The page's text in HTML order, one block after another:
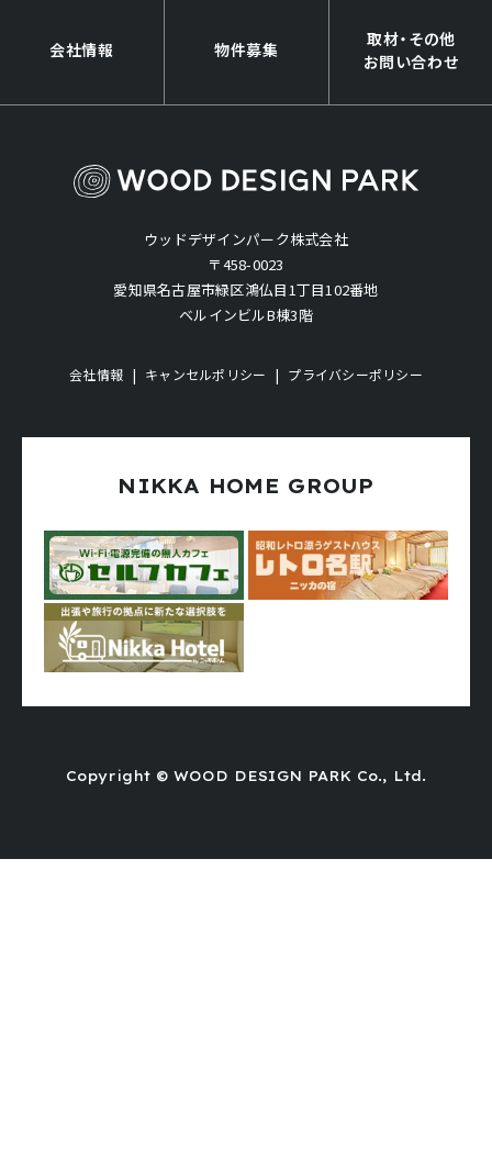
会社情報 物件募集
取材・その他
お問い合わせ
ウッドデザインパーク株式会社
〒458-0023
愛知県名古屋市緑区鴻仏目1丁目102番地
ベルインビルB棟3階
会社情報 キャンセルポリシー プライバシーポリシー
NIKKA HOME GROUP
Copyright © WOOD DESIGN PARK Co., Ltd.